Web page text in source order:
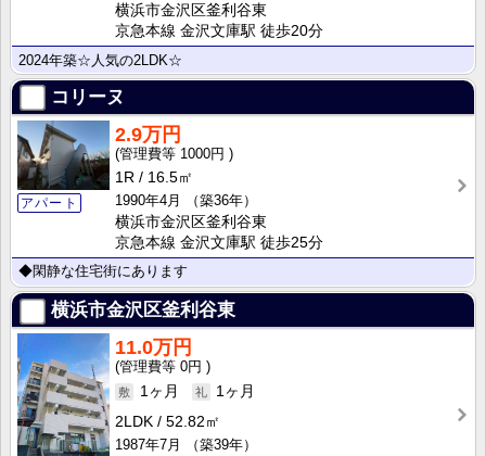
横浜市金沢区釜利谷東
京急本線 金沢文庫駅 徒歩20分
2024年築☆人気の2LDK☆
コリーヌ
アパート
2.9万円
1000円
1R
16.5㎡
1990年4月
（築36年）
横浜市金沢区釜利谷東
京急本線 金沢文庫駅 徒歩25分
◆閑静な住宅街にあります
横浜市金沢区釜利谷東
11.0万円
0円
1ヶ月
1ヶ月
2LDK
52.82㎡
1987年7月
（築39年）